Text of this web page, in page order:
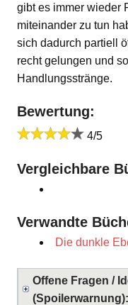
gibt es immer wieder
miteinander zu tun
sich dadurch partiell
recht gelungen und
Handlungsstränge.
Bewertung:
4/5
Vergleichbare
Verwandte
Die dunkle
Offene Fragen /
(Spoilerwarnung):